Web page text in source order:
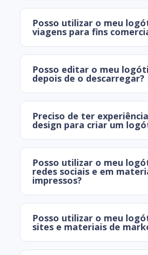
Posso utilizar o meu
viagens para fins
Posso editar o meu
depois de o descarregar?
Preciso de ter
design para criar um
Posso utilizar o meu
redes sociais e em
impressos?
Posso utilizar o meu
sites e materiais de